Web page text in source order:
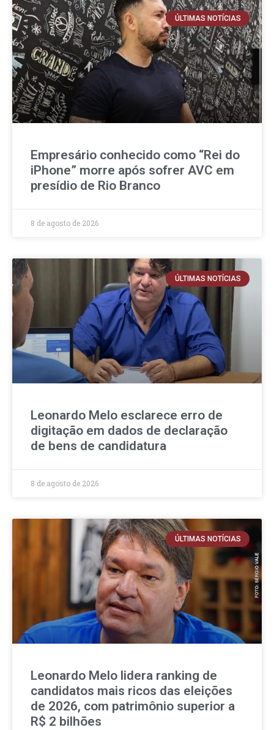
ÚLTIMAS NOTÍCIAS
Empresário conhecido como “Rei do
iPhone” morre após sofrer AVC em
presídio de Rio Branco
8 de agosto de 2026
ÚLTIMAS NOTÍCIAS
Leonardo Melo esclarece erro de
digitação em dados de declaração
de bens de candidatura
8 de agosto de 2026
ÚLTIMAS NOTÍCIAS
Leonardo Melo lidera ranking de
candidatos mais ricos das eleições
de 2026, com patrimônio superior a
R$ 2 bilhões